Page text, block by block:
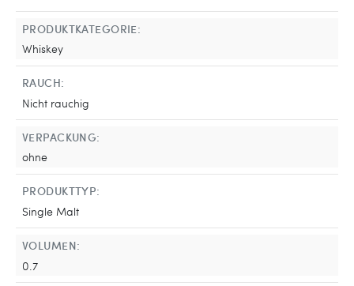
PRODUKTKATEGORIE:
Whiskey
RAUCH:
Nicht rauchig
VERPACKUNG:
ohne
PRODUKTTYP:
Single Malt
VOLUMEN:
0.7